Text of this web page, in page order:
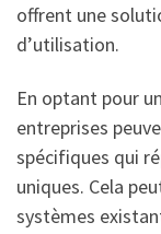
offrent une
d’utilisation.
En optant pour
entreprises
spécifiques qui
uniques. Cela
systèmes